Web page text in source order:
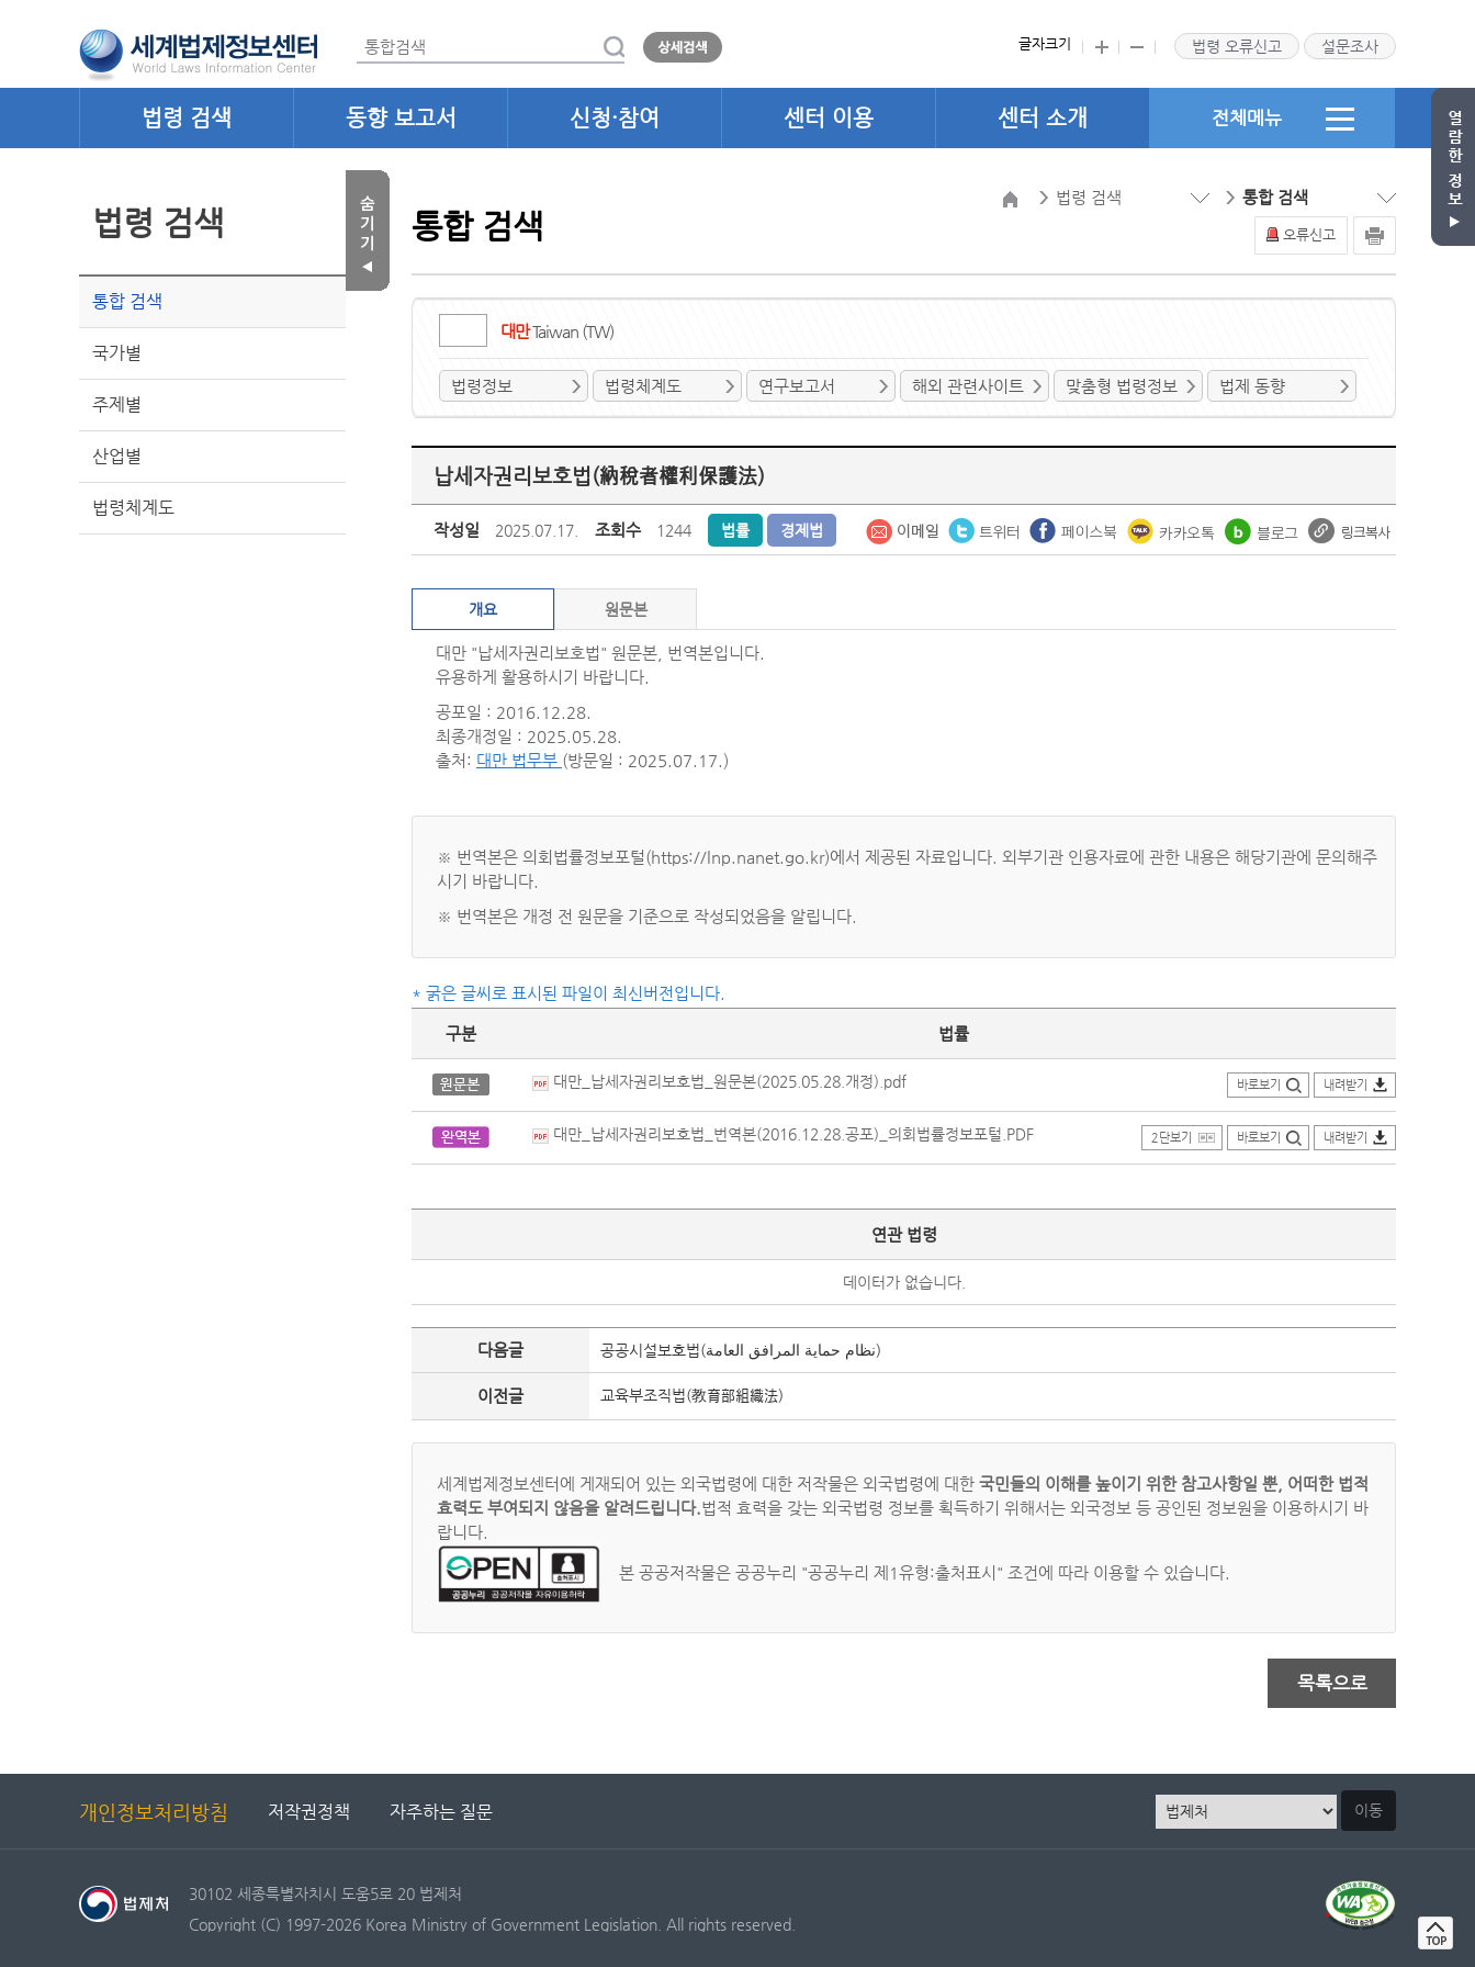
글자크기 법령 오류신고 설문조사
법령 검색 동향 보고서 신청·참여 센터 이용 센터 소개 전체메뉴
법령 검색
통합 검색
국가별
주제별
산업별
법령체계도
법령 검색 통합 검색
오류신고
통합 검색
대만Taiwan (TW)
법령정보 법령체계도 연구보고서 해외 관련사이트 맞춤형 법령정보 법제 동향
납세자권리보호법(納稅者權利保護法)
작성일 2025.07.17. 조회수 1244 법률 경제법
개요 원문본
대만 "납세자권리보호법" 원문본, 번역본입니다.
유용하게 활용하시기 바랍니다.
공포일 : 2016.12.28.
최종개정일 : 2025.05.28.
출처: 대만 법무부 (방문일 : 2025.07.17.)
※ 번역본은 의회법률정보포털(https://lnp.nanet.go.kr)에서 제공된 자료입니다. 외부기관 인용자료에 관한 내용은 해당기관에 문의해주
시기 바랍니다.
※ 번역본은 개정 전 원문을 기준으로 작성되었음을 알립니다.
* 굵은 글씨로 표시된 파일이 최신버전입니다.
구분 법률
대만_납세자권리보호법_원문본(2025.05.28.개정).pdf 바로보기 내려받기
대만_납세자권리보호법_번역본(2016.12.28.공포)_의회법률정보포털.PDF 2단보기 바로보기 내려받기
연관 법령
데이터가 없습니다.
다음글 공공시설보호법(نظام حماية المرافق العامة)
이전글 교육부조직법(教育部組織法)
세계법제정보센터에 게재되어 있는 외국법령에 대한 저작물은 외국법령에 대한 국민들의 이해를 높이기 위한 참고사항일 뿐, 어떠한 법적
효력도 부여되지 않음을 알려드립니다.법적 효력을 갖는 외국법령 정보를 획득하기 위해서는 외국정보 등 공인된 정보원을 이용하시기 바
랍니다.
본 공공저작물은 공공누리 "공공누리 제1유형:출처표시" 조건에 따라 이용할 수 있습니다.
목록으로
개인정보처리방침 저작권정책 자주하는 질문 이동
30102 세종특별자치시 도움5로 20 법제처
Copyright (C) 1997-2026 Korea Ministry of Government Legislation. All rights reserved.